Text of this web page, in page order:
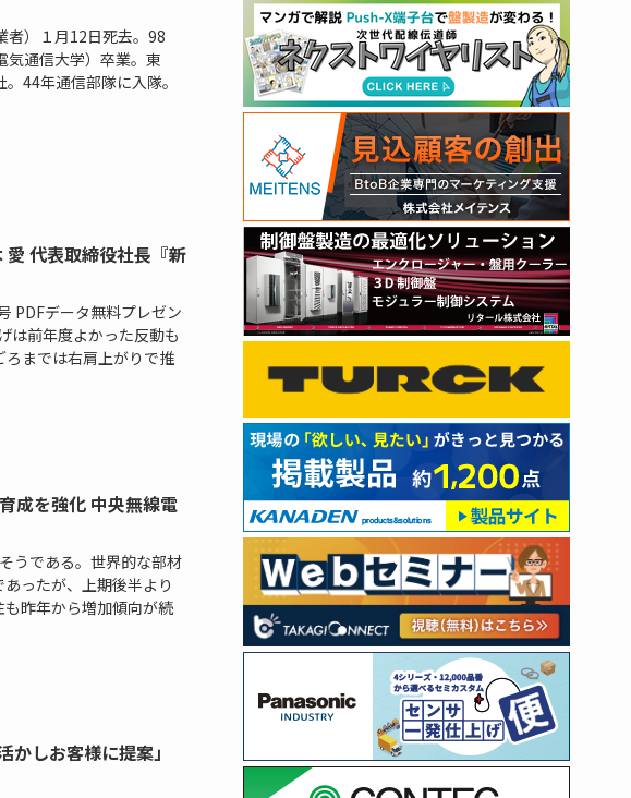
）１月12日死去。98
気通信大学）卒業。東
44年通信部隊に入隊。
愛 代表取締役社長『新
PDFデータ無料プレゼン
は前年度よかった反動も
までは右肩上がりで推
成を強化 中央無線電
うである。世界的な部材
ったが、上期後半より
昨年から増加傾向が続
かしお客様に提案」